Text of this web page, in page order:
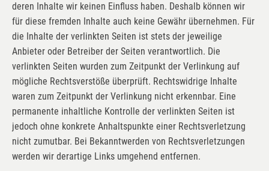
deren Inhalte wir keinen Einfluss haben. Deshalb können wir
für diese fremden Inhalte auch keine Gewähr übernehmen. Für
die Inhalte der verlinkten Seiten ist stets der jeweilige
Anbieter oder Betreiber der Seiten verantwortlich. Die
verlinkten Seiten wurden zum Zeitpunkt der Verlinkung auf
mögliche Rechtsverstöße überprüft. Rechtswidrige Inhalte
waren zum Zeitpunkt der Verlinkung nicht erkennbar. Eine
permanente inhaltliche Kontrolle der verlinkten Seiten ist
jedoch ohne konkrete Anhaltspunkte einer Rechtsverletzung
nicht zumutbar. Bei Bekanntwerden von Rechtsverletzungen
werden wir derartige Links umgehend entfernen.